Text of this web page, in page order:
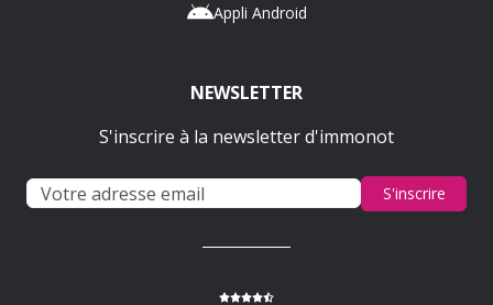
Appli Android
NEWSLETTER
S'inscrire à la newsletter d'immonot
S'inscrire